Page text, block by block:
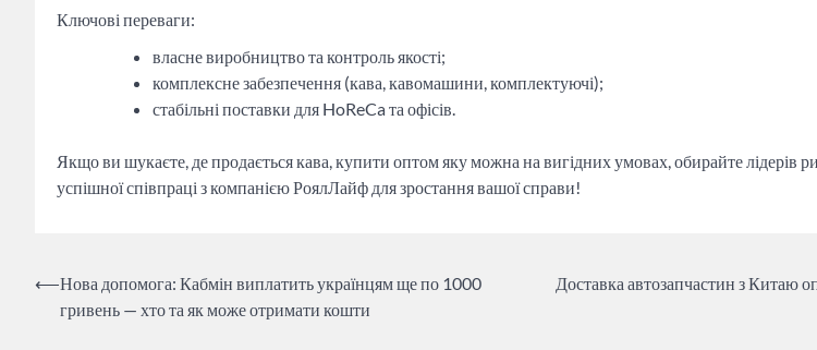
Ключові переваги:
власне виробництво та контроль якості;
комплексне забезпечення (кава, кавомашини, комплектуючі);
стабільні поставки для HoReCa та офісів.
Якщо ви шукаєте, де продається кава, купити оптом яку можна на вигідних умовах, обирайте лідерів
успішної співпраці з компанією РоялЛайф для зростання вашої справи!
Навігація
записів
⟵Нова допомога: Кабмін виплатить українцям ще по 1000
гривень — хто та як може отримати кошти
Доставка автозапчастин з Китаю